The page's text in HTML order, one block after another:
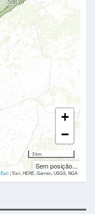
+
−
3 km
Sem posição...
Esri|Esri, HERE, Garmin, USGS, NGA